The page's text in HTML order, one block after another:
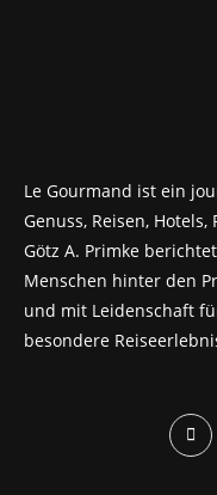
Le Gourmand ist ein
Genuss, Reisen,
Götz A. Primke
Menschen hinter den
und mit Leidenschaft
besondere